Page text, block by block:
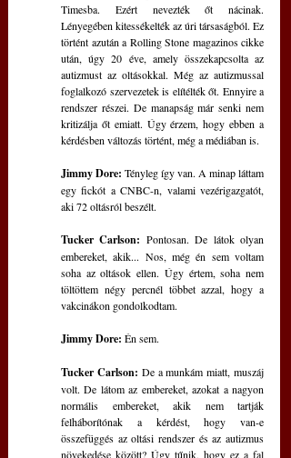
Timesba. Ezért nevezték őt nácinak.
Lényegében kitessékelték az úri társaságból. Ez
történt azután a Rolling Stone magazinos cikke
után, úgy 20 éve, amely összekapcsolta az
autizmust az oltásokkal. Még az autizmussal
foglalkozó szervezetek is elítélték őt. Ennyire a
rendszer részei. De manapság már senki nem
kritizálja őt emiatt. Úgy érzem, hogy ebben a
kérdésben változás történt, még a médiában is.
Jimmy Dore: Tényleg így van. A minap láttam
egy fickót a CNBC-n, valami vezérigazgatót,
aki 72 oltásról beszélt.
Tucker Carlson: Pontosan. De látok olyan
embereket, akik... Nos, még én sem voltam
soha az oltások ellen. Úgy értem, soha nem
töltöttem négy percnél többet azzal, hogy a
vakcinákon gondolkodtam.
Jimmy Dore: Én sem.
Tucker Carlson: De a munkám miatt, muszáj
volt. De látom az embereket, azokat a nagyon
normális embereket, akik nem tartják
felháborítónak a kérdést, hogy van-e
összefüggés az oltási rendszer és az autizmus
növekedése között? Úgy tűnik, hogy ez a fal